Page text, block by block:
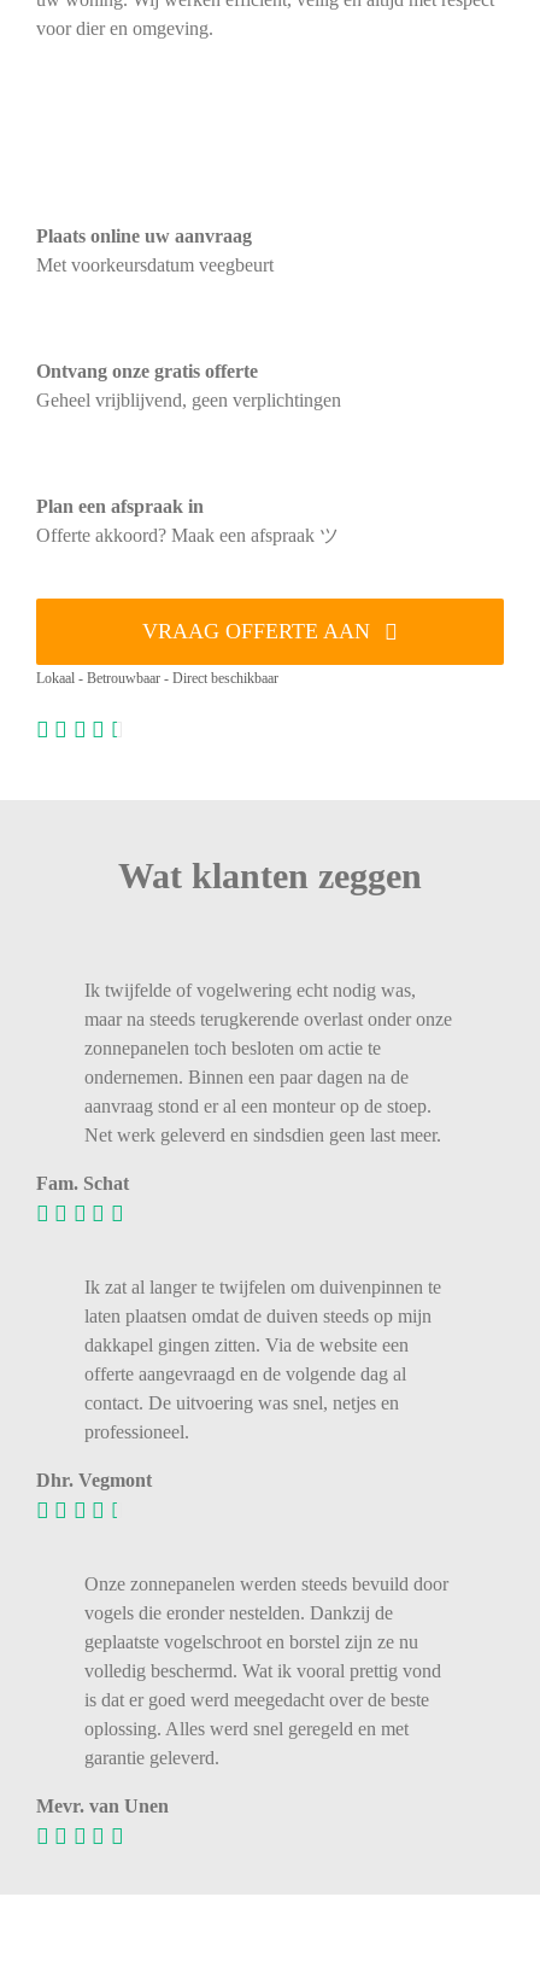
voor dier en omgeving.
Plaats online uw aanvraag
Met voorkeursdatum veegbeurt
Ontvang onze gratis offerte
Geheel vrijblijvend, geen verplichtingen
Plan een afspraak in
Offerte akkoord? Maak een afspraak ツ
VRAAG OFFERTE AAN
Lokaal - Betrouwbaar - Direct beschikbaar
Wat klanten zeggen
Ik twijfelde of vogelwering echt nodig was,
maar na steeds terugkerende overlast onder onze
zonnepanelen toch besloten om actie te
ondernemen. Binnen een paar dagen na de
aanvraag stond er al een monteur op de stoep.
Net werk geleverd en sindsdien geen last meer.
Fam. Schat
Ik zat al langer te twijfelen om duivenpinnen te
laten plaatsen omdat de duiven steeds op mijn
dakkapel gingen zitten. Via de website een
offerte aangevraagd en de volgende dag al
contact. De uitvoering was snel, netjes en
professioneel.
Dhr. Vegmont
Onze zonnepanelen werden steeds bevuild door
vogels die eronder nestelden. Dankzij de
geplaatste vogelschroot en borstel zijn ze nu
volledig beschermd. Wat ik vooral prettig vond
is dat er goed werd meegedacht over de beste
oplossing. Alles werd snel geregeld en met
garantie geleverd.
Mevr. van Unen